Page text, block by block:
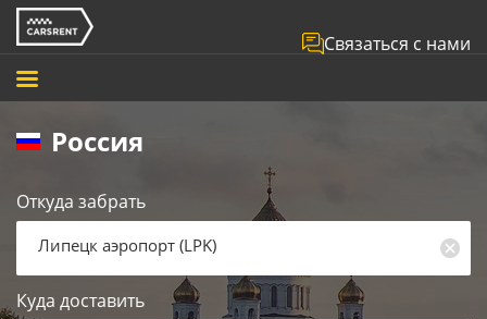
Связаться с нами
Россия
Откуда забрать
Липецк аэропорт (LPK)
Куда доставить